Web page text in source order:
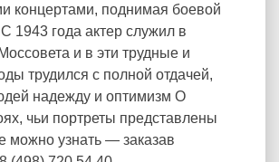
концертами, поднимая боевой
С 1943 года актер служил в
и в эти трудные и
трудился с полной отдачей,
надежду и оптимизм О
чьи портреты представлены
можно узнать — заказав